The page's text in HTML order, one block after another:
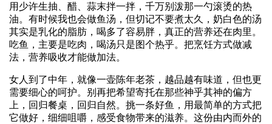
用少许生抽、醋、蒜末拌一拌，千万别泼那一勺滚烫的热
油。有时候我也会做鱼汤，但切记不要煮太久，奶白色的汤
其实是乳化的脂肪，喝多了容易胖，真正的营养还在肉里。
吃鱼，主要是吃肉，喝汤只是图个热乎。把烹饪方式做减
法，营养吸收才能做加法。
女人到了中年，就像一壶陈年老茶，越品越有味道，但也更
需要细心的呵护。别再把希望寄托在那些神乎其神的偏方
上，回归餐桌，回归自然。挑一条好鱼，用最简单的方式把
它做好，细细咀嚼，感受食物带来的滋养。这份由内而外的